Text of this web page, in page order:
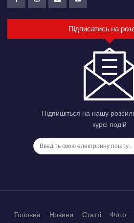
Підписатись на
Підпишіться на нашу
курсі подій
Головна Новини Статті Фото